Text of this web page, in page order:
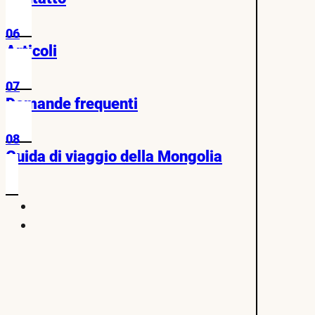
06
Articoli
07
Domande frequenti
08
Guida di viaggio della Mongolia